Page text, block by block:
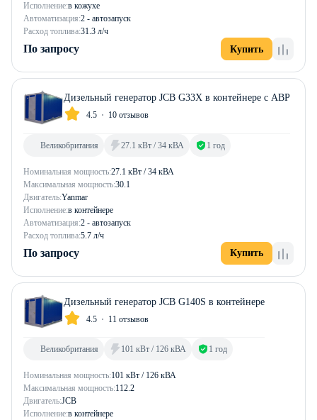
Исполнение:в кожухе
Автоматизация:2 - автозапуск
Расход топлива:31.3 л/ч
По запросу Купить
Дизельный генератор JCB G33X в контейнере с АВР
4.5 10 отзывов
Номинальная мощность:27.1 кВт / 34 кВА
Максимальная мощность:30.1
Двигатель:Yanmar
Исполнение:в контейнере
Автоматизация:2 - автозапуск
Расход топлива:5.7 л/ч
Великобритания 27.1 кВт / 34 кВА 1 год
По запросу Купить
Дизельный генератор JCB G140S в контейнере
4.5 11 отзывов
Номинальная мощность:101 кВт / 126 кВА
Максимальная мощность:112.2
Двигатель:JCB
Исполнение:в контейнере
Великобритания 101 кВт / 126 кВА 1 год